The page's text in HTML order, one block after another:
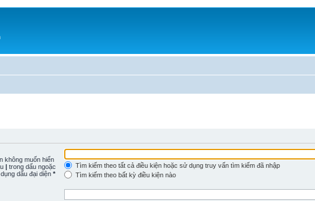
không muốn hiển
| trong dấu ngoặc
dấu đại diện *
Tìm kiếm theo tất cả điều kiện hoặc sử dụng truy vấn tìm kiếm đã nhập
Tìm kiếm theo bất kỳ điều kiện nào